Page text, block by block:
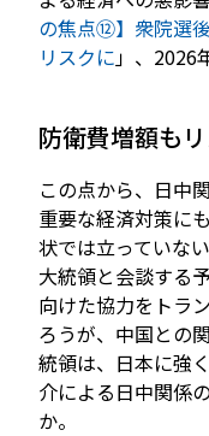
の焦点⑫】衆院選
リスクに」、2026
防衛費増額も
この点から、日中
重要な経済対策に
状では立っていな
大統領と会談する
向けた協力をトラ
ろうが、中国との
統領は、日本に強
介による日中関係
か。